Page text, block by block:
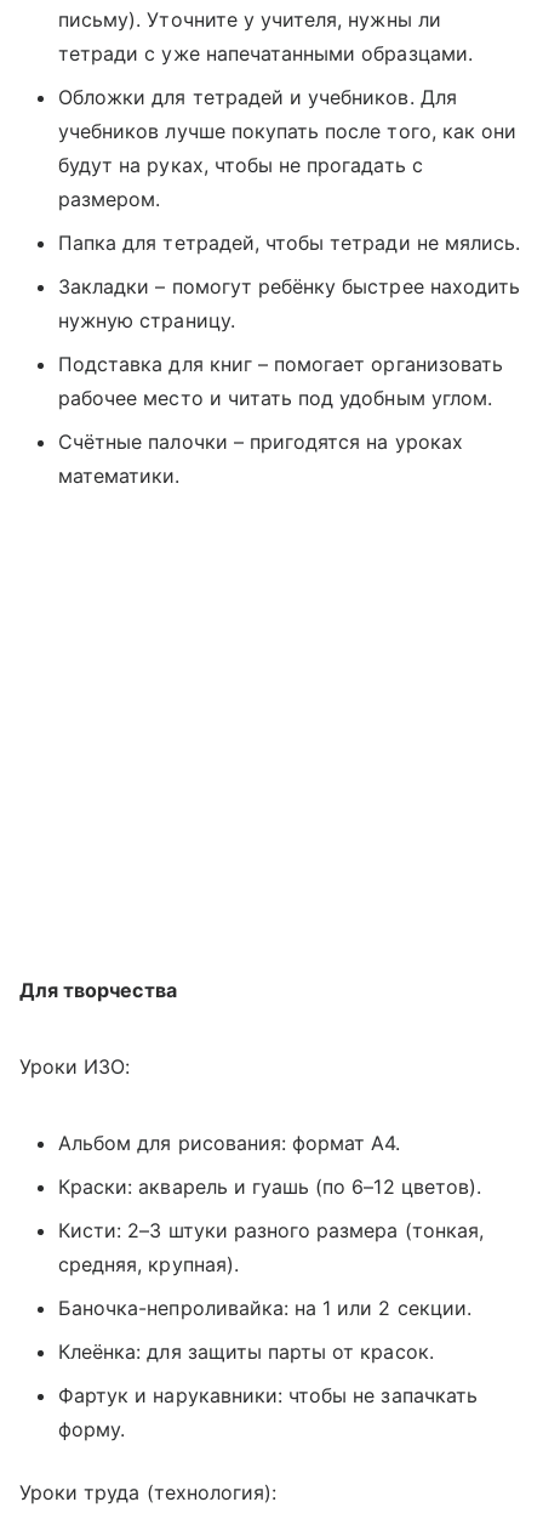
письму). Уточните у учителя, нужны ли
тетради с уже напечатанными образцами.
Обложки для тетрадей и учебников. Для
учебников лучше покупать после того, как они
будут на руках, чтобы не прогадать с
размером.
Папка для тетрадей, чтобы тетради не мялись.
Закладки – помогут ребёнку быстрее находить
нужную страницу.
Подставка для книг – помогает организовать
рабочее место и читать под удобным углом.
Счётные палочки – пригодятся на уроках
математики.
Для творчества
Уроки ИЗО:
Альбом для рисования: формат А4.
Краски: акварель и гуашь (по 6–12 цветов).
Кисти: 2–3 штуки разного размера (тонкая,
средняя, крупная).
Баночка-непроливайка: на 1 или 2 секции.
Клеёнка: для защиты парты от красок.
Фартук и нарукавники: чтобы не запачкать
форму.
Уроки труда (технология):